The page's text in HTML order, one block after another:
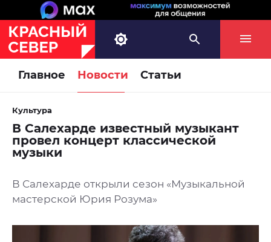
Главное Новости Статьи
Культура
В Салехарде известный музыкант
провел концерт классической
музыки
В Салехарде открыли сезон «Музыкальной
мастерской Юрия Розума»